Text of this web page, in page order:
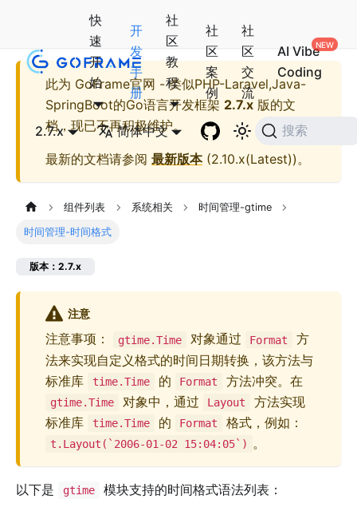
快
速
开
始
开
发
手
册
社
区
教
程
社
区
案
例
社
区
交
流
AI Vibe
Coding
2.7.x 简体中文 搜索
此为 GoFrame官网 - 类似PHP-Laravel,Java-
SpringBoot的Go语言开发框架 2.7.x 版的文
档，现已不再积极维护。
最新的文档请参阅 最新版本(2.10.x(Latest))。
组件列表 系统相关 时间管理-gtime
时间管理-时间格式
版本：2.7.x
注意
注意事项： gtime.Time 对象通过 Format
方
法来实现自定义格式的时间日期转换，该方法与
标准库
time.Time 的 Format 方法冲突。在
gtime.Time 对象中，通过 Layout
方法实现
标准库
time.Time 的 Format 格式，例如：
t.Layout(`2006-01-02 15:04:05`) 。
以下是 gtime 模块支持的时间格式语法列表：